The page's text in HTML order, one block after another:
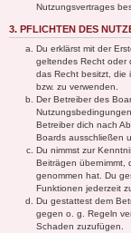
Nutzungsvertrages
3. PFLICHTEN DES
Du erklärst mit der
geltendes Recht oder
das Recht besitzt, die
bzw. zu verwenden.
Der Betreiber des
Betreiber dich nach
Boards ausschließen
Du nimmst zur
Beiträgen übernimmt,
genommen hat. Du
Funktionen jederzeit
Du gestattest dem
gegen o. g. Regeln
Schaden zuzufügen.